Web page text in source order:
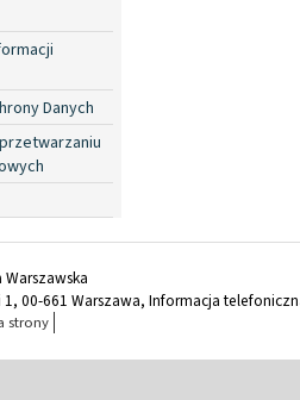
Danych
00-661 Warszawa, Informacja
strony